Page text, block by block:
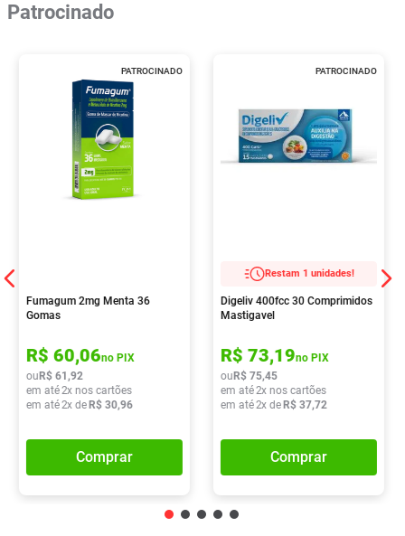
Patrocinado
PATROCINADO
Fumagum 2mg Menta 36
Gomas
R$ 60,06no PIX
ou R$ 61 ,92
em até2x nos cartões
em até2x de R$ 30,96
Comprar
PATROCINADO
Restam 1 unidades!
Digeliv 400fcc 30 Comprimidos
Mastigavel
R$ 73,19no PIX
ou R$ 75,45
em até2x nos cartões
em até2x de R$ 37,72
Comprar